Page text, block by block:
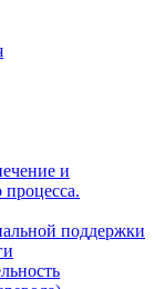
и
процесса.
поддержки